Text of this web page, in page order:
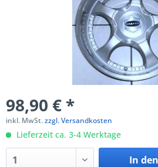
98,90 € *
inkl. MwSt.zzgl. Versandkosten
Lieferzeit ca. 3-4 Werktage
In den